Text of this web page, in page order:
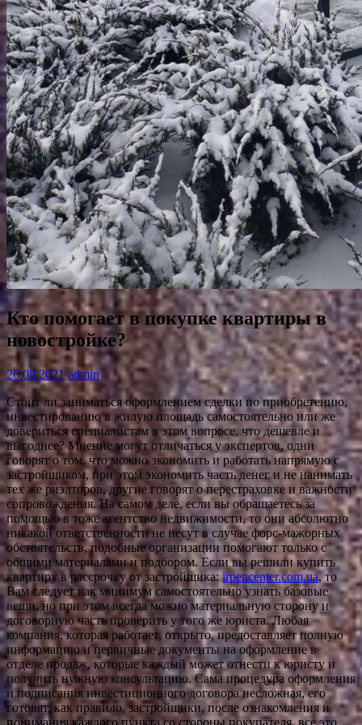
Кто помогает в покупке квартиры в
новостройке?
26.08.2021 admin
Стоит ли заниматься оформлением сделки по приобретению,
инвестированию в жилую площадь самостоятельно или же
довериться специалистам в этом вопросе, что дешевле и
выгоднее? Мнение могут отличаться у экспертов, одни
говорят о том, что можно экономить и работать напрямую с
застройщиком, при этом экономить часть денег и не нанимать
тех же риэлторов, другие говорят о перестраховке и важности
сопровождения. На самом деле, если вы обращаетесь за
помощью в тоже агентство недвижимости, то они абсолютно
никакой ответственности не несут в случае форс-мажорных
обстоятельств, подобные организации помогают только с
общими материалами и подбором. Если вы решили купить
квартиру в рассрочку от застройщика:irpencenter.com.ua, то
Вам следует как минимум самостоятельно узнать базовые
вещи, но при этом всегда можно материальную сторону и
договорную часть проверить у того же юриста. Любая
компания, которая работает, открыто, предоставляет полную
информацию и первичные документы на оформление в
отделе продаж, которые каждый может отнести к юристу и
получить нужную консультацию. Сама процедура оформления
и подписания инвестиционного договора несложная, его
готовят, как правило, застройщики, после ознакомления и